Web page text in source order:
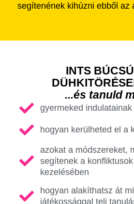
segítenének kihúzni ebből az
INTS
...és tanuld
gyermeked
hogyan kerülheted el a
azokat a módszereket,
segítenek a
kezelésében
hogyan alakíthatsz át
játékossággal teli